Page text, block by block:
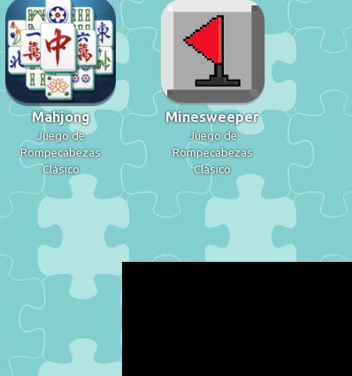
Mahjong
Juego de
Rompecabezas
Clásico
Minesweeper
Juego de
Rompecabezas
Clásico